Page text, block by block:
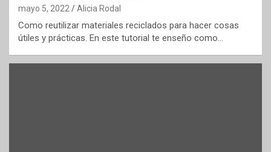
mayo 5, 2022 Alicia Rodal
Como reutilizar materiales reciclados para hacer cosas
útiles y prácticas. En este tutorial te enseño como…